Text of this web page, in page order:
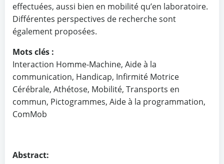
effectuées, aussi bien en mobilité qu’en laboratoire.
Différentes perspectives de recherche sont
également proposées.
Mots clés :
Interaction Homme-Machine, Aide à la
communication, Handicap, Infirmité Motrice
Cérébrale, Athétose, Mobilité, Transports en
commun, Pictogrammes, Aide à la programmation,
ComMob
Abstract: